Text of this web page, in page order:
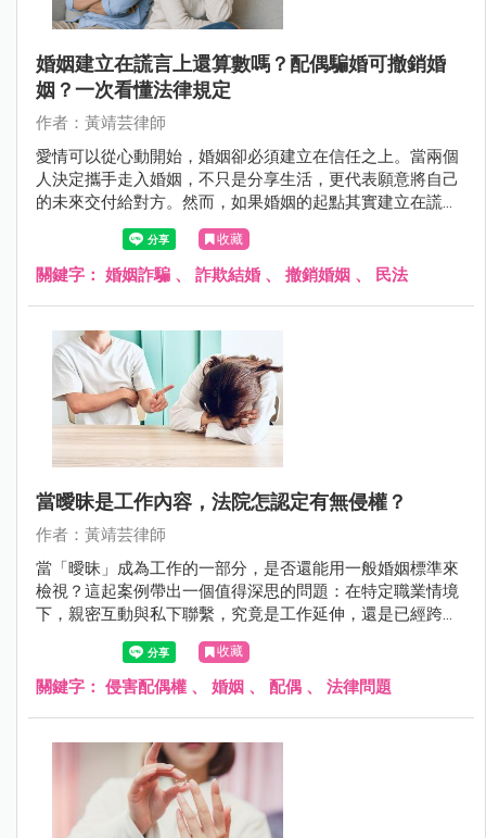
婚姻建立在謊言上還算數嗎？配偶騙婚可撤銷婚
姻？一次看懂法律規定
作者：黃靖芸律師
愛情可以從心動開始，婚姻卻必須建立在信任之上。當兩個
人決定攜手走入婚姻，不只是分享生活，更代表願意將自己
的未來交付給對方。然而，如果婚姻的起點其實建立在謊言
之上，甚至是刻意隱瞞、偽造身分或重要資訊所換來的承
諾，這段關係是否還有繼續維持的基礎？
收藏
關鍵字： 婚姻詐騙 、 詐欺結婚 、 撤銷婚姻 、 民法
當曖昧是工作內容，法院怎認定有無侵權？
作者：黃靖芸律師
當「曖昧」成為工作的一部分，是否還能用一般婚姻標準來
檢視？這起案例帶出一個值得深思的問題：在特定職業情境
下，親密互動與私下聯繫，究竟是工作延伸，還是已經跨越
婚姻界線？法院的判決結果，也顛覆了許多人對侵害配偶權
的既有想像。
收藏
關鍵字： 侵害配偶權 、 婚姻 、 配偶 、 法律問題